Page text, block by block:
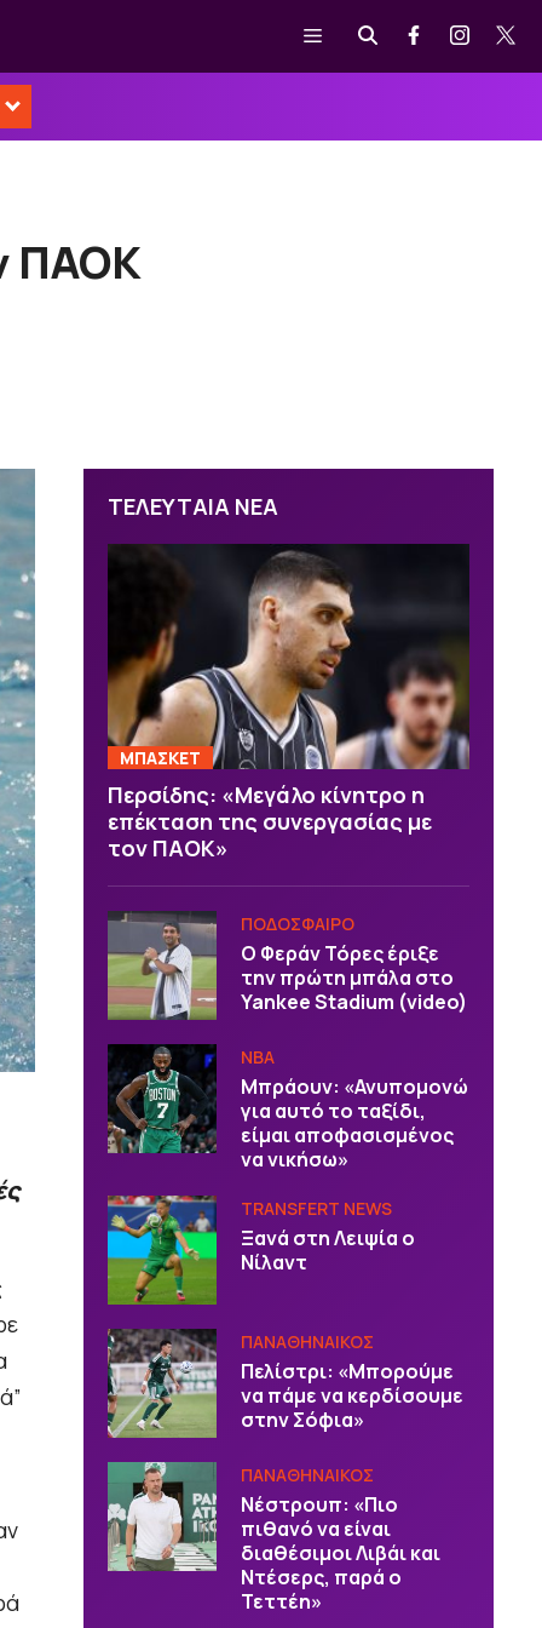
Μενού
ΠΑΟΚ
ΤΕΛΕΥΤΑΙΑ ΝΕΑ
ΜΠΑΣΚΕΤ
Περσίδης: «Μεγάλο κίνητρο η
επέκταση της συνεργασίας με
τον ΠΑΟΚ»
ΠΟΔΟΣΦΑΙΡΟ
Ο Φεράν Τόρες έριξε
την πρώτη μπάλα στο
Yankee Stadium (video)
NBA
Μπράουν: «Ανυπομονώ
για αυτό το ταξίδι,
είμαι αποφασισμένος
να νικήσω»
TRANSFERT NEWS
Ξανά στη Λειψία ο
Νίλαντ
ΠΑΝΑΘΗΝΑΙΚΟΣ
Πελίστρι: «Μπορούμε
να πάμε να κερδίσουμε
στην Σόφια»
ΠΑΝΑΘΗΝΑΙΚΟΣ
Νέστρουπ: «Πιο
πιθανό να είναι
διαθέσιμοι Λιβάι και
Ντέσερς, παρά ο
Τεττέη»